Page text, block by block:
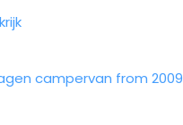
campervan from 2009